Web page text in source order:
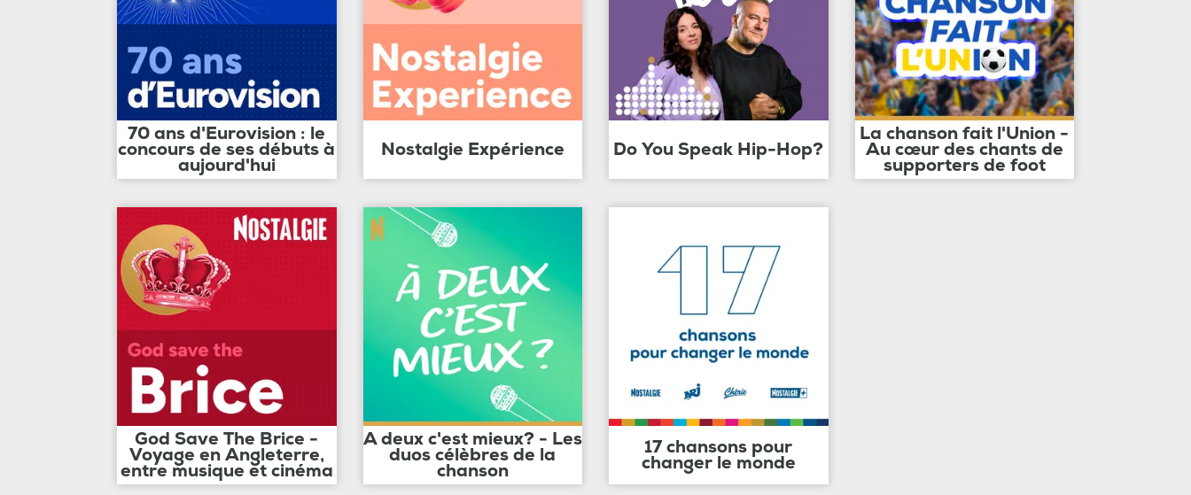
70 ans d'Eurovision : le
concours de ses débuts à
aujourd'hui
Nostalgie Expérience Do You Speak Hip-Hop?
La chanson fait l'Union -
Au cœur des chants de
supporters de foot
God Save The Brice -
Voyage en Angleterre,
entre musique et cinéma
A deux c'est mieux? - Les
duos célèbres de la
chanson
17 chansons pour
changer le monde